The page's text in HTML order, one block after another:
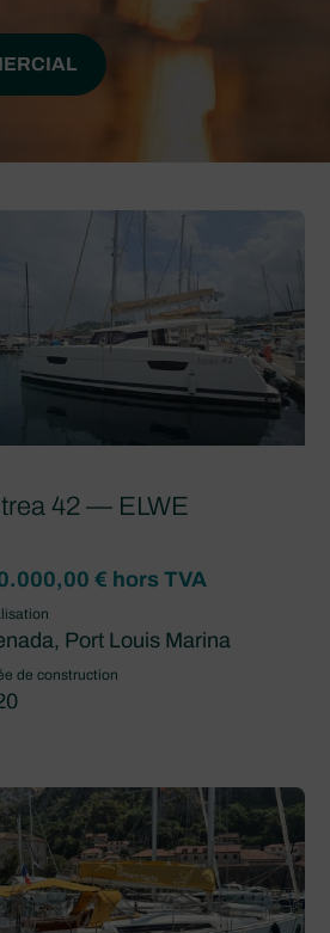
42 — ELWE
€ hors TVA
Port Louis Marina
de construction